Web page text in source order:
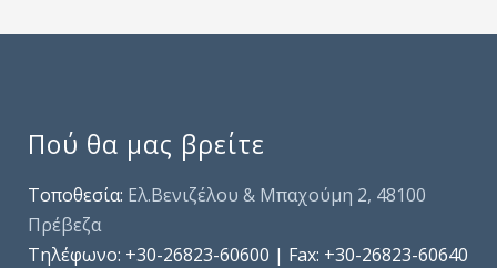
Πού θα μας βρείτε
Τοποθεσία: Ελ.Βενιζέλου & Μπαχούμη 2, 48100
Πρέβεζα
Τηλέφωνo: +30-26823-60600 | Fax: +30-26823-60640